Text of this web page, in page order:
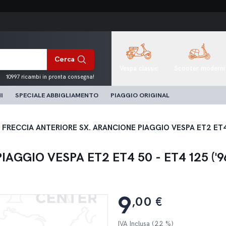
Cerca
10997 ricambi in pronta consegna!
SPECIALE ABBIGLIAMENTO PIAGGIO ORIGINAL
FRECCIA ANTERIORE SX. ARANCIONE PIAGGIO VESPA ET2
VESPA ET2 ET4 50 - ET4 125
9,00 €
IVA Inclusa (22 %)